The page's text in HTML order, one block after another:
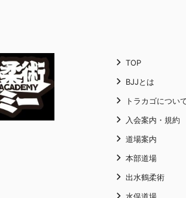
TOP
BJJとは
トラカゴについ
入会案内・規約
道場案内
本部道場
出水鶴柔術